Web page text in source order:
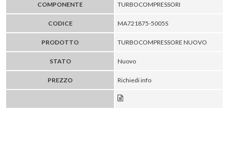
COMPONENTE TURBOCOMPRESSORI
CODICE MA721875-5005S
PRODOTTO TURBOCOMPRESSORE NUOVO
STATO Nuovo
PREZZO Richiedi info